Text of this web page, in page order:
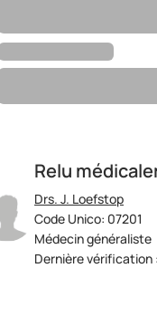
Relu
Drs. J. Loefstop
Code Unico: 07201
Médecin généraliste
Dernière vérification